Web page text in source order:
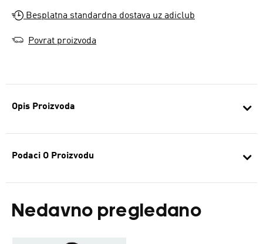
Opis Proizvoda
Podaci O Proizvodu
Nedavno pregledano
Besplatna standardna dostava uz adiclub
Povrat proizvoda